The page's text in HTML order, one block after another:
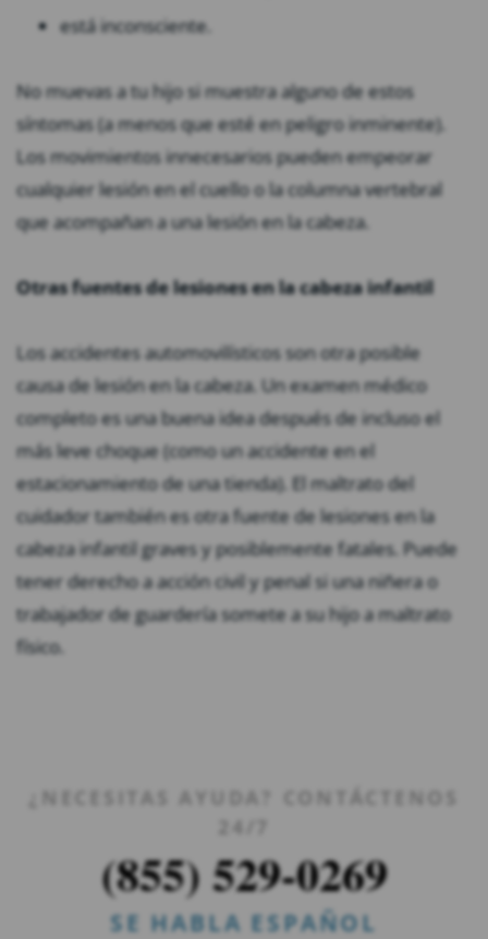
está inconsciente.
No muevas a tu hijo si muestra alguno de estos
síntomas (a menos que esté en peligro inminente).
Los movimientos innecesarios pueden empeorar
cualquier lesión en el cuello o la columna vertebral
que acompañan a una lesión en la cabeza.
Otras fuentes de lesiones en la cabeza infantil
Los accidentes automovilísticos son otra posible
causa de lesión en la cabeza. Un examen médico
completo es una buena idea después de incluso el
más leve choque (como un accidente en el
estacionamiento de una tienda). El maltrato del
cuidador también es otra fuente de lesiones en la
cabeza infantil graves y posiblemente fatales. Puede
tener derecho a acción civil y penal si una niñera o
trabajador de guardería somete a su hijo a maltrato
físico.
¿NECESITAS AYUDA? CONTÁCTENOS
24/7
(855) 529-0269
SE HABLA ESPAÑOL